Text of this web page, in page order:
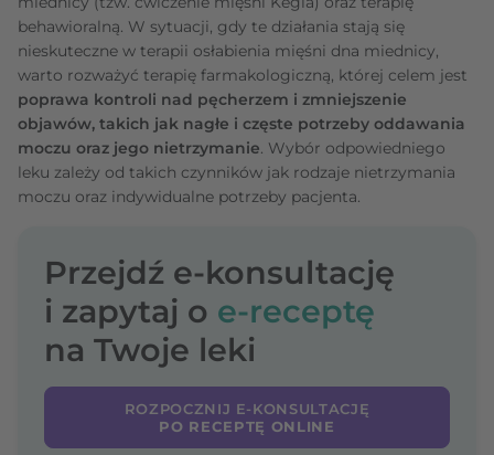
behawioralną. W sytuacji, gdy te działania stają się
nieskuteczne w terapii osłabienia mięśni dna miednicy,
warto rozważyć terapię farmakologiczną, której celem jest
poprawa kontroli nad pęcherzem i zmniejszenie
objawów, takich jak nagłe i częste potrzeby oddawania
moczu oraz jego nietrzymanie. Wybór odpowiedniego
leku zależy od takich czynników jak rodzaje nietrzymania
moczu oraz indywidualne potrzeby pacjenta.
Przejdź e-konsultację
i zapytaj o e-receptę
na Twoje leki
ROZPOCZNIJ E-KONSULTACJĘ
PO RECEPTĘ ONLINE